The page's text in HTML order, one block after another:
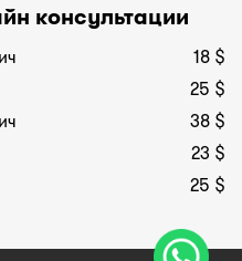
консультации
18 $
25 $
38 $
23 $
25 $